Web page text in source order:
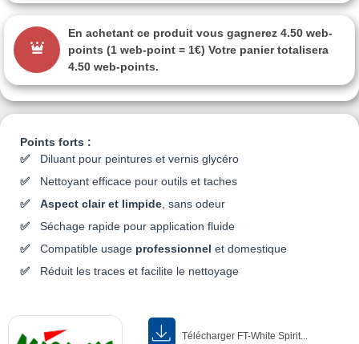
Points forts :
Diluant pour peintures et vernis glycéro
Nettoyant efficace pour outils et taches
Aspect clair et limpide , sans odeur
Séchage rapide pour application fluide
Compatible usage professionnel et domestique
Réduit les traces et facilite le nettoyage
Télécharger FT-White Spirit...
En achetant ce produit vous gagnerez 4.50 web-
points (1 web-point = 1€) Votre panier totalisera
4.50 web-points.